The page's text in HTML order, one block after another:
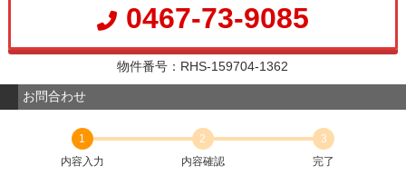
0467-73-9085
物件番号：RHS-159704-1362
お問合わせ
1
内容入力
2
内容確認
3
完了